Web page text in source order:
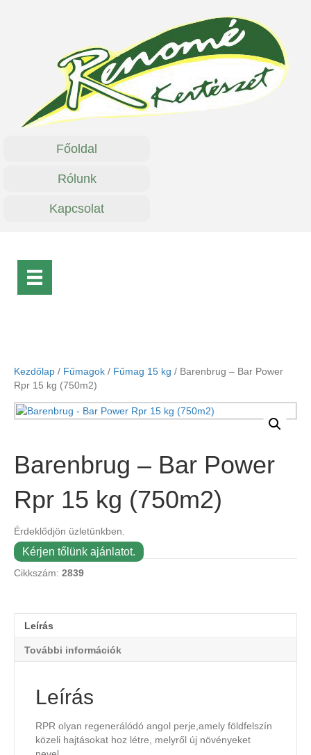
Főoldal
Rólunk
Kapcsolat
Kezdőlap / Fűmagok / Fűmag 15 kg / Barenbrug – Bar Power
Rpr 15 kg (750m2)
Barenbrug – Bar Power
Rpr 15 kg (750m2)
Érdeklődjön üzletünkben.
Kérjen tőlünk ajánlatot.
Cikkszám: 2839
Leírás
További információk
Leírás
RPR olyan regenerálódó angol perje,amely földfelszín
közeli hajtásokat hoz létre, melyről új növényeket